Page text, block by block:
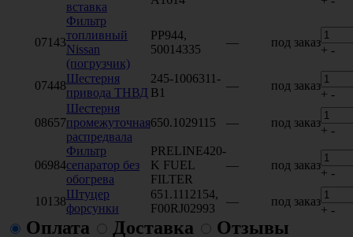
вставка
07143
Фильтр
топливный
Nissan
(погрузчик)
PP944,
50014335
— под заказ
+ -
07448
Шестерня
привода ТНВД
245-1006311-
В1
— под заказ
+ -
08657
Шестерня
промежуточная
распредвала
650.1029115 — под заказ
+ -
06984
Фильтр
сепаратор без
обогрева
PRELINE420-
K FUEL
FILTER
— под заказ
+ -
10138
Штуцер
форсунки
651.1112154,
F00RJ02993
— под заказ
+ -
Оплата Доставка Отзывы